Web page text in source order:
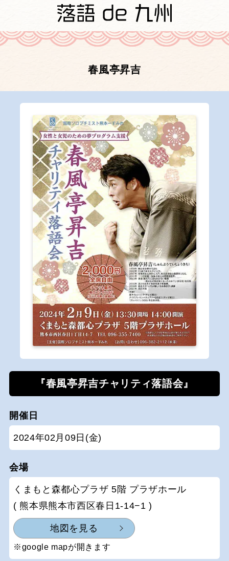
春風亭昇吉
『春風亭昇吉チャリティ落語会』
開催日
2024年02月09日(金)
会場
くまもと森都心プラザ 5階 プラザホール
( 熊本県熊本市西区春日1-14−1 )
地図を見る
※google mapが開きます